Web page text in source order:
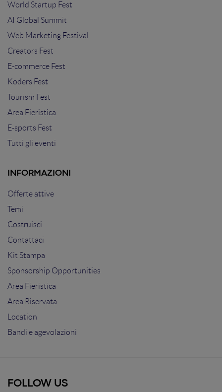
World Startup Fest
AI Global Summit
Web Marketing Festival
Creators Fest
E-commerce Fest
Koders Fest
Tourism Fest
Area Fieristica
E-sports Fest
Tutti gli eventi
INFORMAZIONI
Offerte attive
Temi
Costruisci
Contattaci
Kit Stampa
Sponsorship Opportunities
Area Fieristica
Area Riservata
Location
Bandi e agevolazioni
FOLLOW US